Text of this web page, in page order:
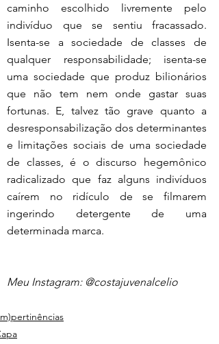
caminho escolhido livremente pelo
indivíduo que se sentiu fracassado.
Isenta-se a sociedade de classes de
qualquer responsabilidade; isenta-se
uma sociedade que produz bilionários
que não tem nem onde gastar suas
fortunas. E, talvez tão grave quanto a
desresponsabilização dos determinantes
e limitações sociais de uma sociedade
de classes, é o discurso hegemônico
radicalizado que faz alguns indivíduos
caírem no ridículo de se filmarem
ingerindo detergente de uma
determinada marca.
Meu Instagram: @costajuvenalcelio